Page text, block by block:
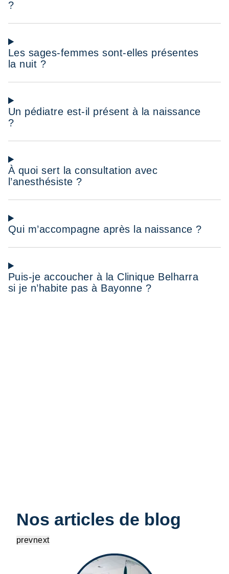
?
Les sages-femmes sont-elles présentes
la nuit ?
Un pédiatre est-il présent à la naissance
?
À quoi sert la consultation avec
l’anesthésiste ?
Qui m’accompagne après la naissance ?
Puis-je accoucher à la Clinique Belharra
si je n’habite pas à Bayonne ?
Nos articles de blog
prevnext